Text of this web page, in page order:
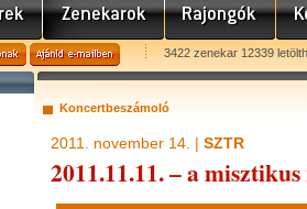
3422 zenekar 12339
Koncertbeszámoló
2011. november 14. | SZTR
2011.11.11. – a